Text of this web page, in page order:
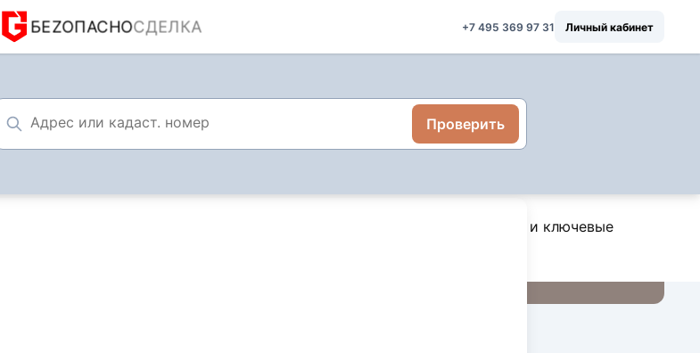
БЕZОПАСНОСДЕЛКА +7 495 369 97 31 Личный кабинет
Проверить
Проявление экспертности, выявление подводных камней и ключевые